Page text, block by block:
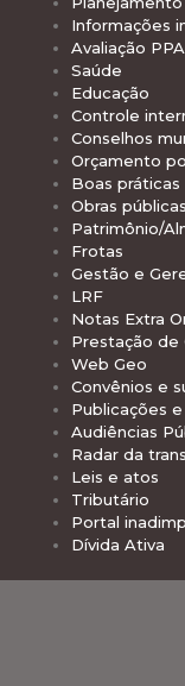
Informações
Avaliação PPA
Saúde
Educação
Controle
Conselhos
Orçamento
Boas práticas
Obras públicas
Patrimônio/
Frotas
Gestão e
LRF
Notas Extra
Prestação de
Web Geo
Convênios e
Publicações
Audiências
Radar da
Leis e atos
Tributário
Portal
Dívida Ativa